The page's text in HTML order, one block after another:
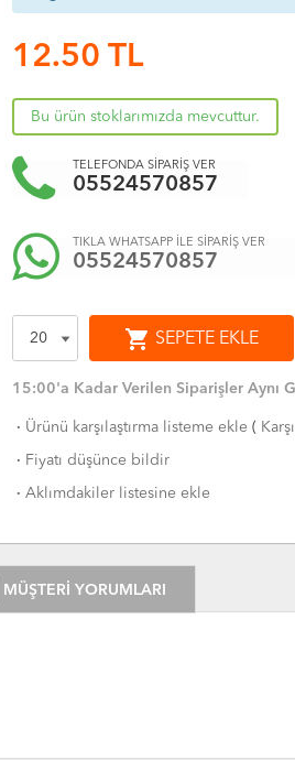
12.50 TL
Bu ürün stoklarımızda mevcuttur.
TELEFONDA SİPARİŞ VER
05524570857
TIKLA WHATSAPP İLE SİPARİŞ VER
05524570857
shopping_cart SEPETE EKLE
15:00'a Kadar Verilen Siparişler Aynı
· Ürünü karşılaştırma listeme ekle(
· Fiyatı düşünce bildir
· Aklımdakiler listesine ekle
MÜŞTERİ YORUMLARI